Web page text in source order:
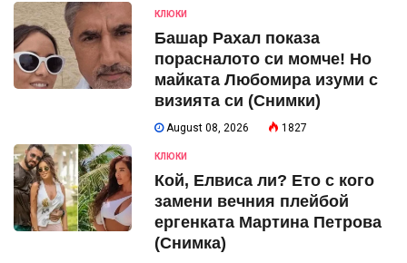
КЛЮКИ
Башар Рахал показа
порасналото си момче! Но
майката Любомира изуми с
визията си (Снимки)
August 08, 2026 1827
КЛЮКИ
Кой, Елвиса ли? Ето с кого
замени вечния плейбой
ергенката Мартина Петрова
(Снимка)